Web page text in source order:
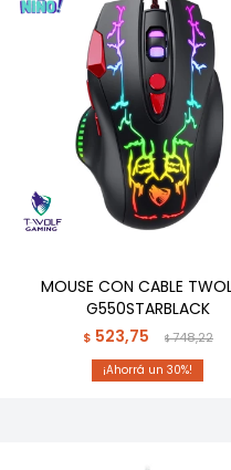
MOUSE CON CABLE
G550STARBLACK
$ 523,75 $748,22
30